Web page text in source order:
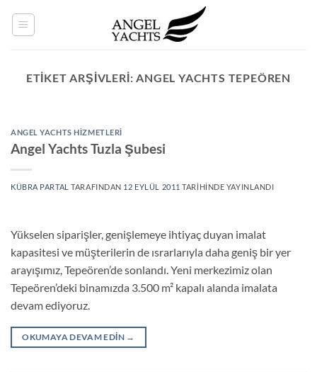
ETIKET ARŞIVLERI:ANGEL YACHTS TEPEÖREN
ANGEL YACHTS HIZMETLERI
Angel Yachts Tuzla Şubesi
KÜBRA PARTAL TARAFINDAN 12 EYLÜL 2011 TARIHINDE YAYINLANDI
Yükselen siparişler, genişlemeye ihtiyaç duyan imalat
kapasitesi ve müşterilerin de ısrarlarıyla daha geniş bir yer
arayışımız, Tepeören’de sonlandı. Yeni merkezimiz olan
Tepeören’deki binamızda 3.500 m² kapalı alanda imalata
devam ediyoruz.
OKUMAYA DEVAM EDIN →